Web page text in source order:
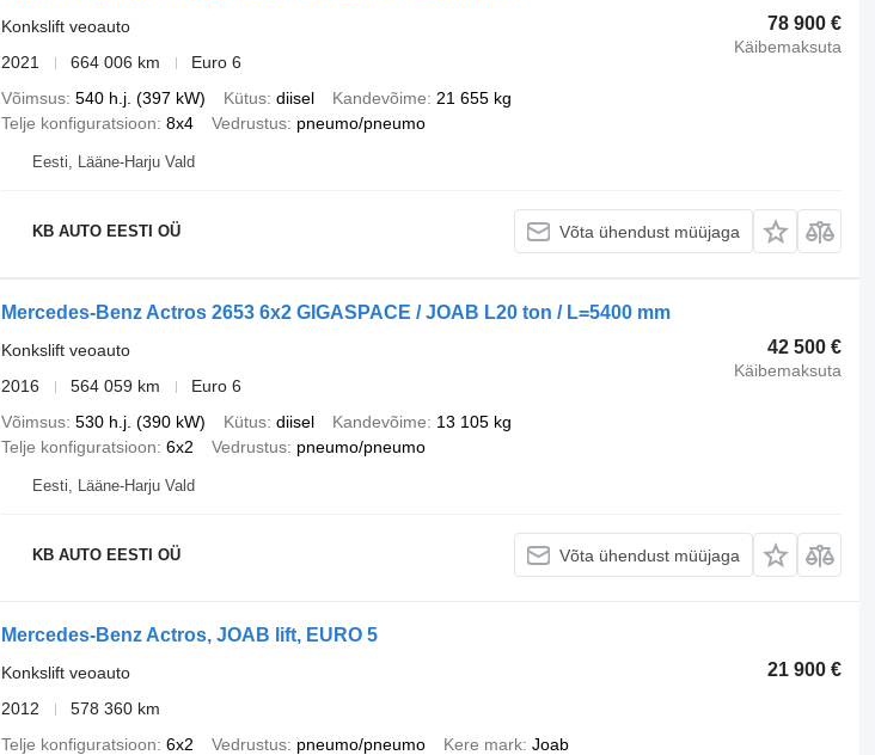
78 900 €
Käibemaksuta
Konkslift veoauto
2021
664 006 km
Euro 6
Võimsus 540 h.j. (397 kW) Kütus diisel Kandevõime
21 655 kg
Telje konfiguratsioon 8x4 Vedrustus pneumo/pneumo
Eesti, Lääne-Harju Vald
KB AUTO EESTI OÜ Võta ühendust müüjaga
Mercedes-Benz Actros 2653 6x2 GIGASPACE / JOAB L20 ton / L=5400 mm
42 500 €
Käibemaksuta
Konkslift veoauto
2016
564 059 km
Euro 6
Võimsus 530 h.j. (390 kW) Kütus diisel Kandevõime
13 105 kg
Telje konfiguratsioon 6x2 Vedrustus pneumo/pneumo
Eesti, Lääne-Harju Vald
KB AUTO EESTI OÜ Võta ühendust müüjaga
Mercedes-Benz Actros, JOAB lift, EURO 5
21 900 €
Konkslift veoauto
2012
578 360 km
Telje konfiguratsioon 6x2 Vedrustus pneumo/pneumo Kere mark Joab